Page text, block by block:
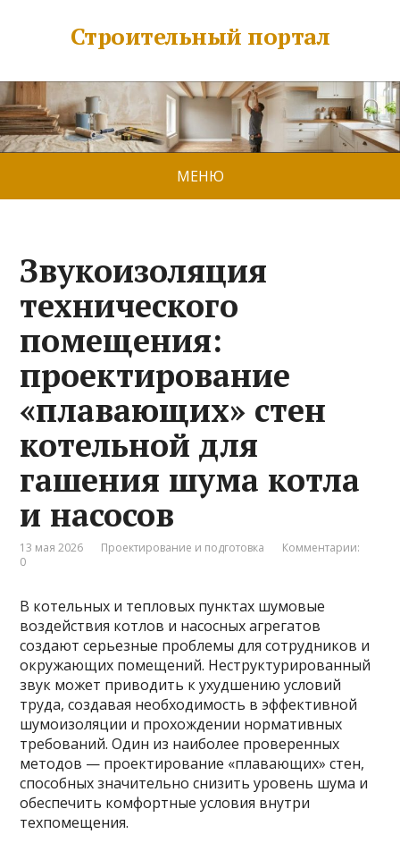
Строительный портал
МЕНЮ
Звукоизоляция
технического
помещения:
проектирование
«плавающих» стен
котельной для
гашения шума котла
и насосов
13 мая 2026 Проектирование и подготовка
Комментарии:
0
В котельных и тепловых пунктах шумовые
воздействия котлов и насосных агрегатов
создают серьезные проблемы для сотрудников и
окружающих помещений. Неструктурированный
звук может приводить к ухудшению условий
труда, создавая необходимость в эффективной
шумоизоляции и прохождении нормативных
требований. Один из наиболее проверенных
методов — проектирование «плавающих» стен,
способных значительно снизить уровень шума и
обеспечить комфортные условия внутри
техпомещения.